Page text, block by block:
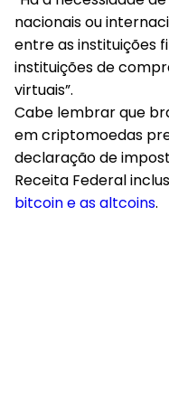
nacionais ou
entre as instituições
instituições de
virtuais”.
Cabe lembrar que
em criptomoedas
declaração de
Receita Federal
bitcoin e as altcoins.